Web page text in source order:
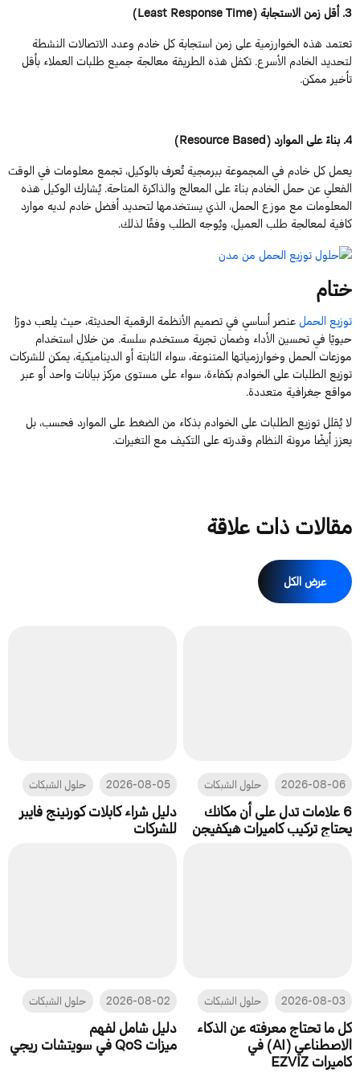
3
.أقلزمنالاستجابة(
LeastResponseTime
)
تعتمد هذه الخوارزمية على زمن استجابة كل خادم وعدد الاتصالات النشطة
لتحديدالخادمالأسرع. تكفل هذه الطريقة معالجة جميع طلبات العملاء بأقل
تأخير ممكن.
4
.بناءًعلىالموارد(
ResourceBased
)
يعمل كل خادم في المجموعة ببرمجية تُعرف بالوكيل، تجمع معلومات في الوقت
الفعلي عن حمل الخادم بناءً على المعالج والذاكرة المتاحة. يُشارك الوكيل هذه
المعلومات مع موزع الحمل، الذي يستخدمها لتحديد أفضل خادم لديه موارد
كافية لمعالجة طلب العميل، ويُوجه الطلب وفقًا لذلك.
ختام
توزيع الحملعنصر أساسي في تصميم الأنظمة الرقمية الحديثة، حيث يلعب دورًا
حيويًا في تحسين الأداء وضمان تجربة مستخدم سلسة. من خلال استخدام
موزعات الحمل وخوارزمياتها المتنوعة، سواء الثابتة أو الديناميكية، يمكن للشركات
توزيع الطلبات على الخوادم بكفاءة، سواء على مستوى مركز بيانات واحد أو عبر
مواقع جغرافية متعددة.
لا يُقلل توزيع الطلبات على الخوادم بذكاء من الضغط على الموارد فحسب، بل
يعزز أيضًا مرونة النظام وقدرته على التكيف معالتغيرات.
مقالات ذات علاقة
عرض الكل
2026-08-06 حلول الشبكات
6 علامات تدل على أن مكانك
يحتاج تركيب كاميرات هيكفيجن
2026-08-05 حلول الشبكات
دليل شراء كابلات كورنينج فايبر
للشركات
2026-08-03 حلول الشبكات
كل ما تحتاج معرفته عن الذكاء
الاصطناعي (AI) في
كاميرات EZVIZ
2026-08-02 حلول الشبكات
دليل شامل لفهم
ميزات QoS في سويتشات ريجي